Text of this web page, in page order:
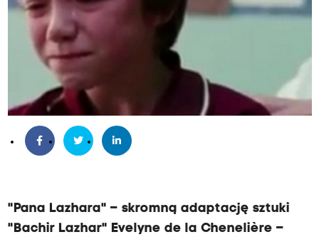
"Pana Lazhara" – skromną adaptację sztuki
"Bachir Lazhar" Evelyne de la Chenelière –